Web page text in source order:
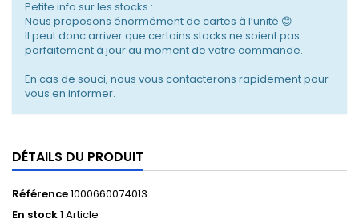
Petite info sur les stocks :
Nous proposons énormément de cartes à l’unité 😊
Il peut donc arriver que certains stocks ne soient pas
parfaitement à jour au moment de votre commande.
En cas de souci, nous vous contacterons rapidement pour
vous en informer.
DÉTAILS DU PRODUIT
Référence1000660074013
En stock1 Article